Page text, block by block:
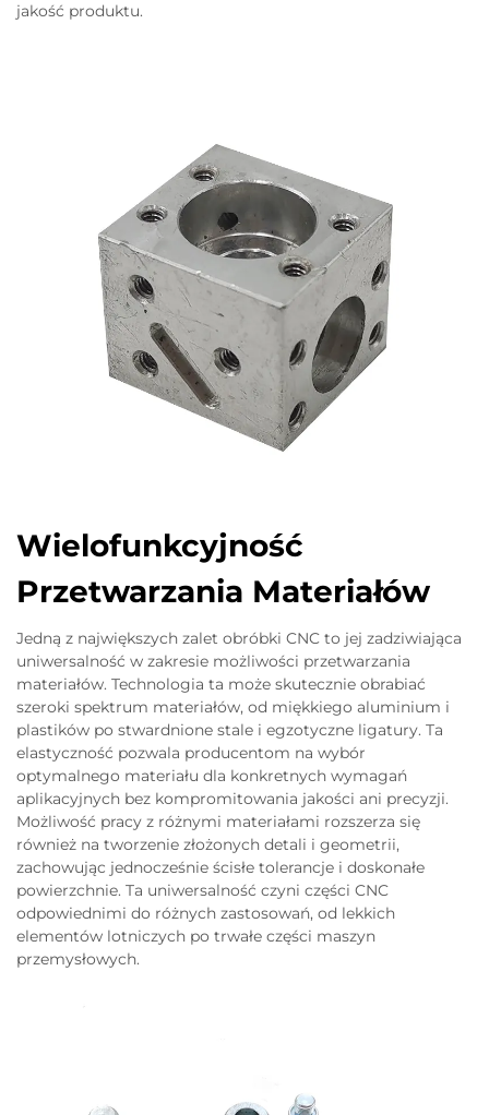
jakość produktu.
Wielofunkcyjność
Przetwarzania Materiałów
Jedną z największych zalet obróbki CNC to jej zadziwiająca
uniwersalność w zakresie możliwości przetwarzania
materiałów. Technologia ta może skutecznie obrabiać
szeroki spektrum materiałów, od miękkiego aluminium i
plastików po stwardnione stale i egzotyczne ligatury. Ta
elastyczność pozwala producentom na wybór
optymalnego materiału dla konkretnych wymagań
aplikacyjnych bez kompromitowania jakości ani precyzji.
Możliwość pracy z różnymi materiałami rozszerza się
również na tworzenie złożonych detali i geometrii,
zachowując jednocześnie ścisłe tolerancje i doskonałe
powierzchnie. Ta uniwersalność czyni części CNC
odpowiednimi do różnych zastosowań, od lekkich
elementów lotniczych po trwałe części maszyn
przemysłowych.